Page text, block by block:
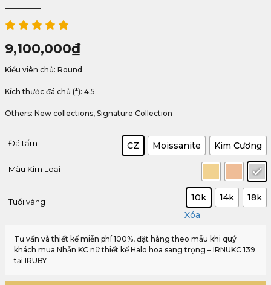
9,100,000₫
Kiểu viên chủ: Round
Kích thước đá chủ (*): 4.5
Others: New collections, Signature Collection
Đá tấm CZ Moissanite Kim Cương
Màu Kim Loại
Tuổi vàng 10k 14k
18k
Xóa
Tư vấn và thiết kế miễn phí 100%, đặt hàng theo mẫu khi quý
khách mua Nhẫn KC nữ thiết kế Halo hoa sang trọng – IRNUKC 139
tại IRUBY